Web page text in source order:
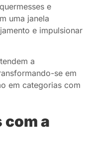
e
uma janela
e impulsionar
a
se em
em categorias com
com a